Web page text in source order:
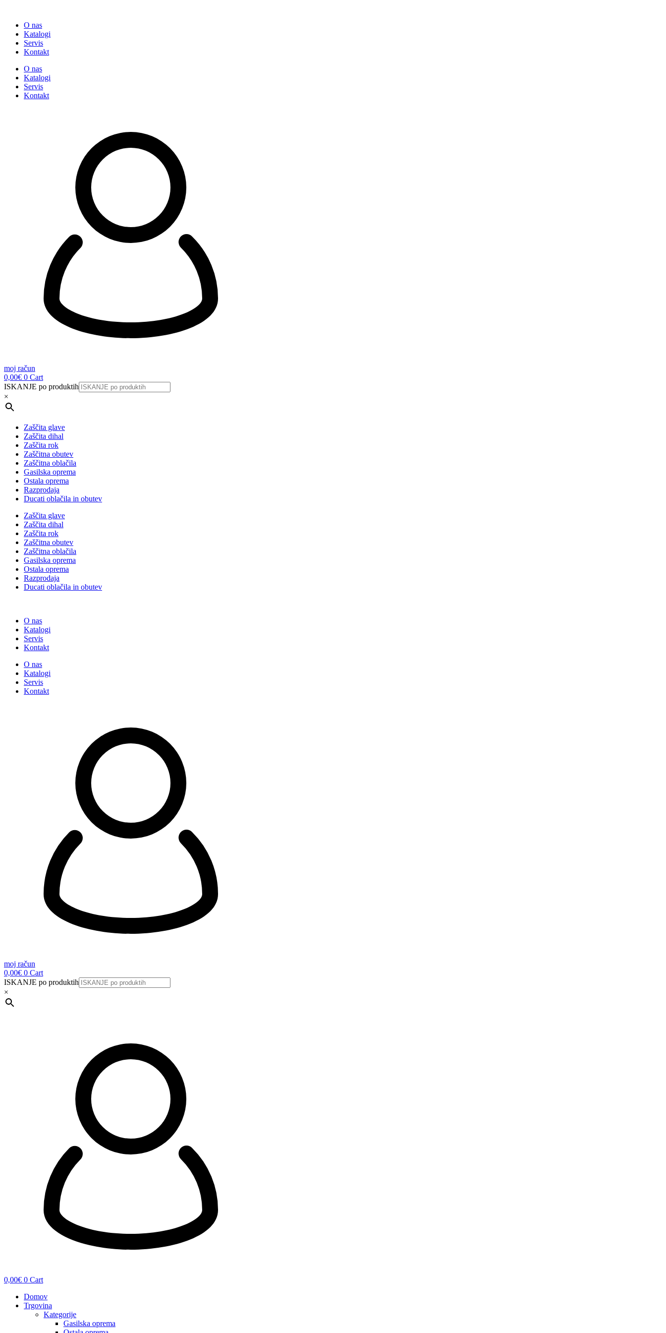
O nas
Katalogi
Servis
Kontakt
O nas
Katalogi
Servis
Kontakt
moj račun
0,00€ 0 Cart
ISKANJE po produktih
×
Zaščita glave
Zaščita dihal
Zaščita rok
Zaščitna obutev
Zaščitna oblačila
Gasilska oprema
Ostala oprema
Razprodaja
Ducati oblačila in obutev
Zaščita glave
Zaščita dihal
Zaščita rok
Zaščitna obutev
Zaščitna oblačila
Gasilska oprema
Ostala oprema
Razprodaja
Ducati oblačila in obutev
O nas
Katalogi
Servis
Kontakt
O nas
Katalogi
Servis
Kontakt
moj račun
0,00€ 0 Cart
ISKANJE po produktih
×
0,00€ 0 Cart
Domov
Trgovina
Kategorije
Gasilska oprema